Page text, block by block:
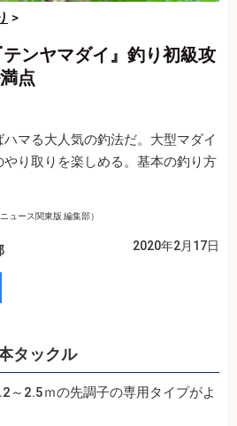
>
テンヤマダイ』釣り初級攻
点
マる大人気の釣法だ。大型マダイ
やり取りを楽しめる。基本の釣り方
ュース関東版 編集部）
2020年2月17日
タックル
～2.5ｍの先調子の専用タイプがよ